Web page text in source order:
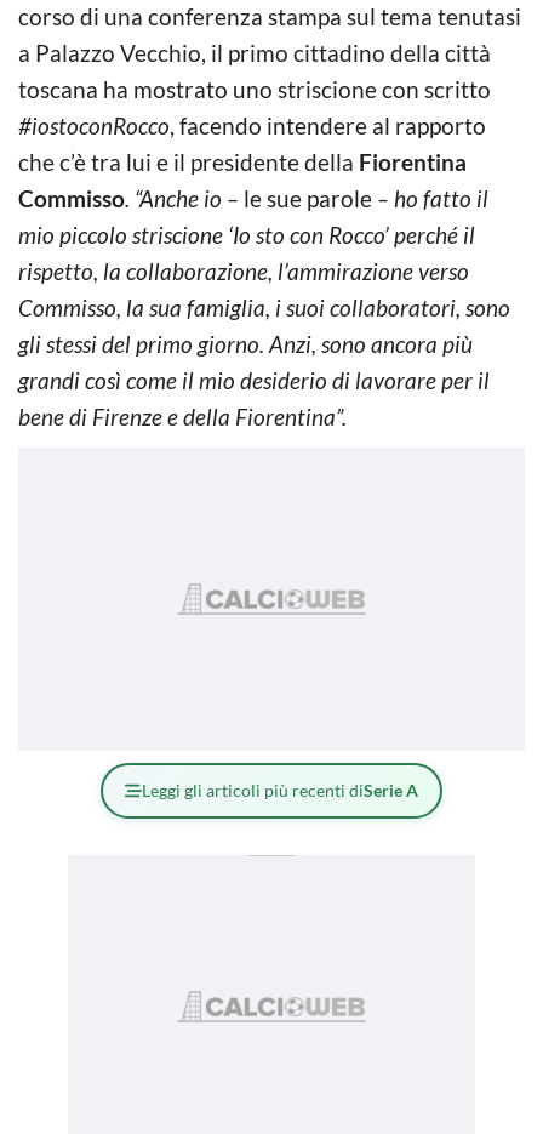
corso di una conferenza stampa sul tema tenutasi
a Palazzo Vecchio, il primo cittadino della città
toscana ha mostrato uno striscione con scritto
#iostoconRocco, facendo intendere al rapporto
che c’è tra lui e il presidente della Fiorentina
Commisso. “Anche io – le sue parole – ho fatto il
mio piccolo striscione ‘Io sto con Rocco’ perché il
rispetto, la collaborazione, l’ammirazione verso
Commisso, la sua famiglia, i suoi collaboratori, sono
gli stessi del primo giorno. Anzi, sono ancora più
grandi così come il mio desiderio di lavorare per il
bene di Firenze e della Fiorentina”.
Leggi gli articoli più recenti diSerie A